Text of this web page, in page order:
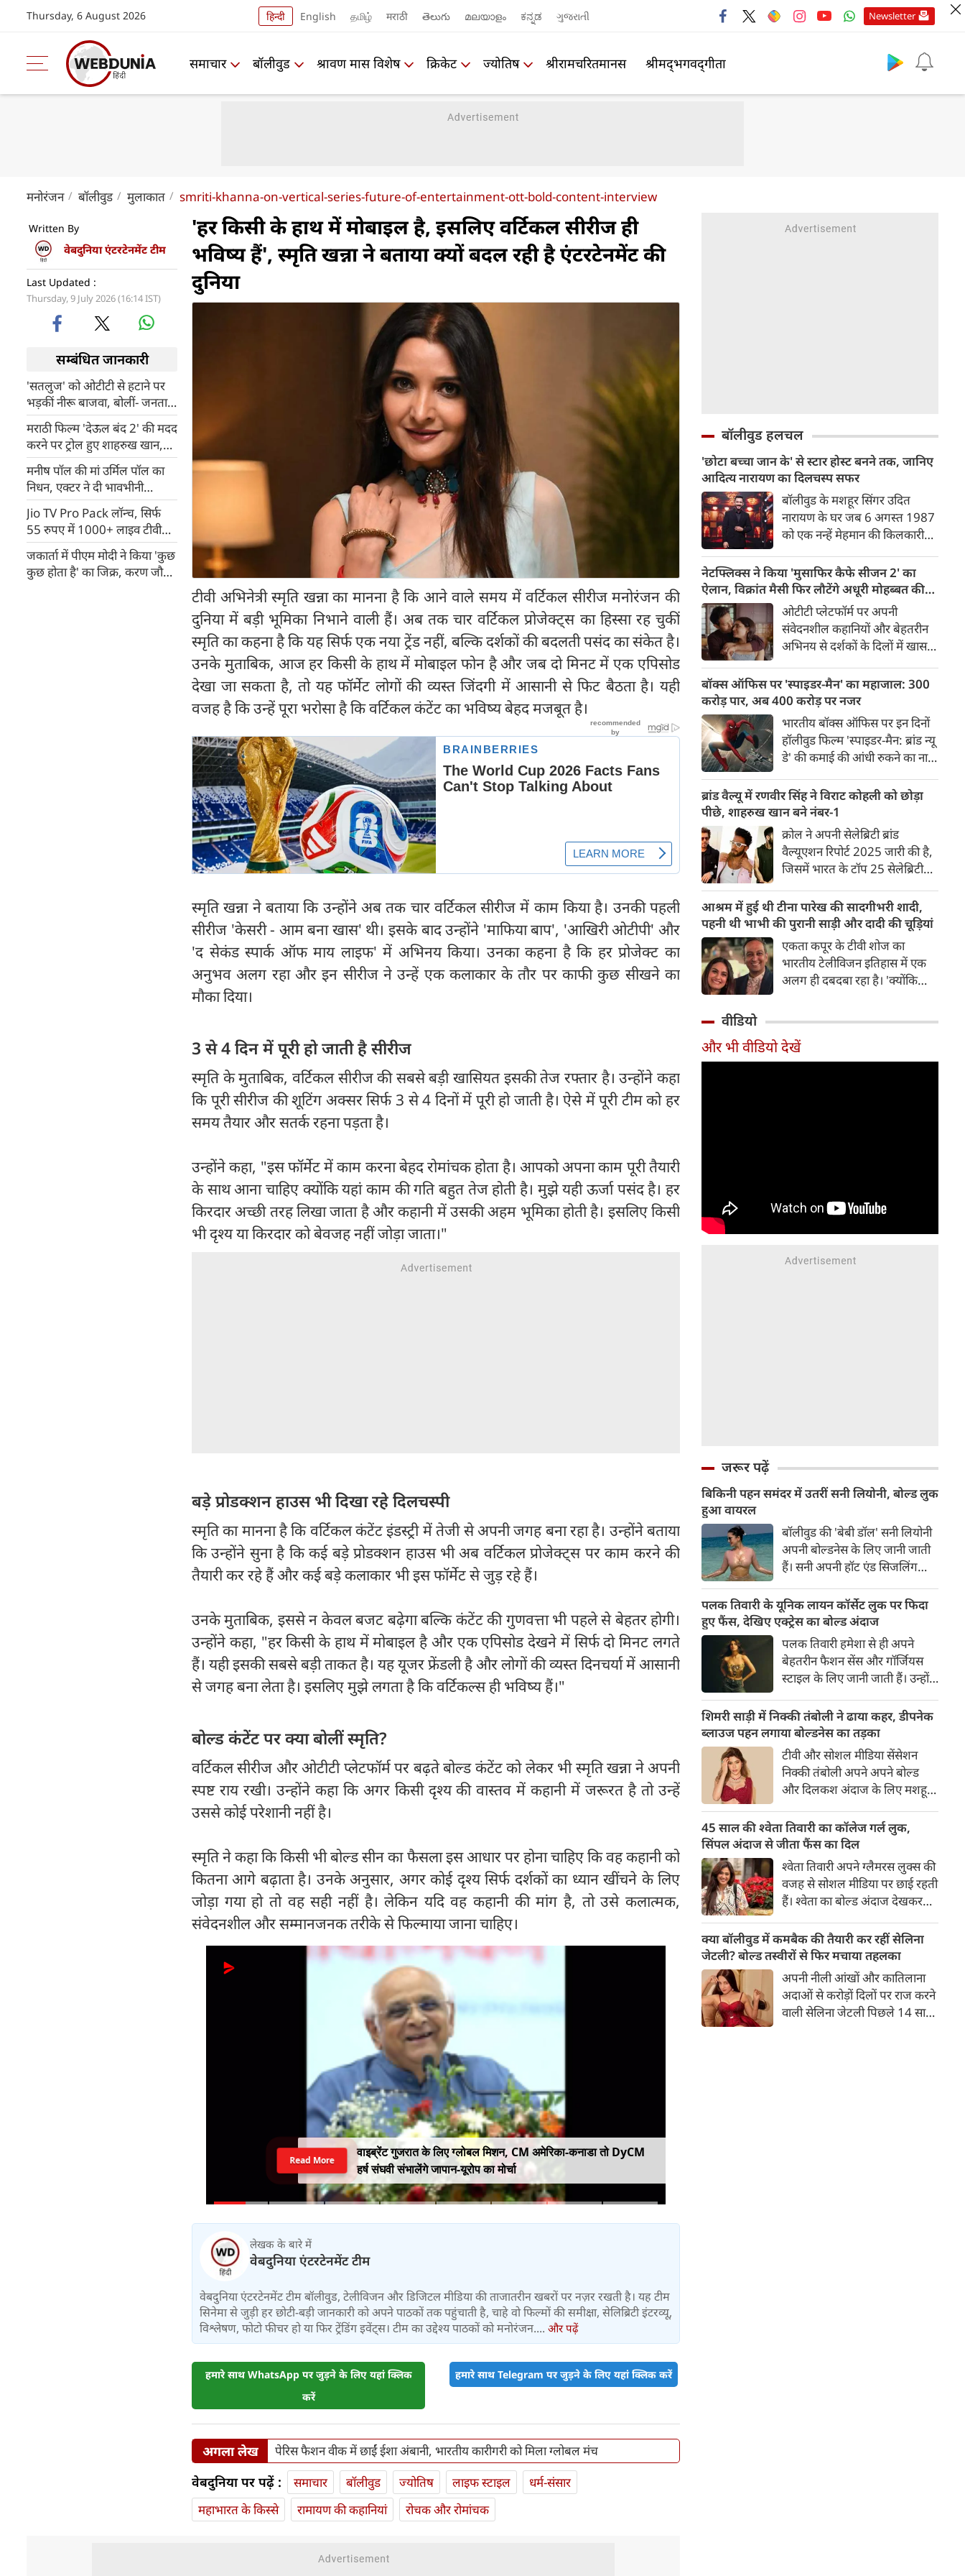
Thursday, 6 August 2026 हिन्दी English தமிழ் मराठी తెలుగు മലയാളം ಕನ್ನಡ ગુજરાતી Newsletter
समाचार बॉलीवुड श्रावण मास विशेष क्रिकेट ज्योतिष श्रीरामचरितमानस श्रीमद्‍भगवद्‍गीता
मनोरंजन बॉलीवुड मुलाकात smriti-khanna-on-vertical-series-future-of-entertainment-ott-bold-content-interview
Written By
वेबदुनिया एंटरटेनमेंट टीम
Last Updated :
Thursday, 9 July 2026 (16:14 IST)
सम्बंधित जानकारी
'सतलुज' को ओटीटी से हटाने पर
भड़कीं नीरू बाजवा, बोलीं- जनता
को सच जानने का अधिकार
मराठी फिल्म 'देऊल बंद 2' की मदद
करने पर ट्रोल हुए शाहरुख खान,
निर्देशक बोले- हिंदू-मुसलमान कहां
से आया?
मनीष पॉल की मां उर्मिल पॉल का
निधन, एक्टर ने दी भावभीनी
श्रद्धांजलि
Jio TV Pro Pack लॉन्च, सिर्फ
55 रुपए में 1000+ लाइव टीवी
चैनल, OTT और प्रीमियम फीचर्स
का मिलेगा फायदा
जकार्ता में पीएम मोदी ने किया 'कुछ
कुछ होता है' का जिक्र, करण जौहर
'हर किसी के हाथ में मोबाइल है, इसलिए वर्टिकल सीरीज ही
भविष्य हैं', स्मृति खन्ना ने बताया क्यों बदल रही है एंटरटेनमेंट की
दुनिया
टीवी अभिनेत्री स्मृति खन्ना का मानना है कि आने वाले समय में वर्टिकल सीरीज मनोरंजन की
दुनिया में बड़ी भूमिका निभाने वाली हैं। अब तक चार वर्टिकल प्रोजेक्ट्स का हिस्सा रह चुकीं
स्मृति का कहना है कि यह सिर्फ एक नया ट्रेंड नहीं, बल्कि दर्शकों की बदलती पसंद का संकेत है।
उनके मुताबिक, आज हर किसी के हाथ में मोबाइल फोन है और जब दो मिनट में एक एपिसोड
देखा जा सकता है, तो यह फॉर्मेट लोगों की व्यस्त जिंदगी में आसानी से फिट बैठता है। यही
वजह है कि उन्हें पूरा भरोसा है कि वर्टिकल कंटेंट का भविष्य बेहद मजबूत है।
स्मृति खन्ना ने बताया कि उन्होंने अब तक चार वर्टिकल सीरीज में काम किया है। उनकी पहली
सीरीज 'केसरी - आम बना खास' थी। इसके बाद उन्होंने 'माफिया बाप', 'आखिरी ओटीपी' और
'द सेकंड स्पार्क ऑफ माय लाइफ' में अभिनय किया। उनका कहना है कि हर प्रोजेक्ट का
अनुभव अलग रहा और इन सीरीज ने उन्हें एक कलाकार के तौर पर काफी कुछ सीखने का
मौका दिया।
3 से 4 दिन में पूरी हो जाती है सीरीज
स्मृति के मुताबिक, वर्टिकल सीरीज की सबसे बड़ी खासियत इसकी तेज रफ्तार है। उन्होंने कहा
कि पूरी सीरीज की शूटिंग अक्सर सिर्फ 3 से 4 दिनों में पूरी हो जाती है। ऐसे में पूरी टीम को हर
समय तैयार और सतर्क रहना पड़ता है।
उन्होंने कहा, "इस फॉर्मेट में काम करना बेहद रोमांचक होता है। आपको अपना काम पूरी तैयारी
के साथ आना चाहिए क्योंकि यहां काम की गति बहुत तेज होती है। मुझे यही ऊर्जा पसंद है। हर
किरदार अच्छी तरह लिखा जाता है और कहानी में उसकी अहम भूमिका होती है। इसलिए किसी
भी दृश्य या किरदार को बेवजह नहीं जोड़ा जाता।"
बड़े प्रोडक्शन हाउस भी दिखा रहे दिलचस्पी
स्मृति का मानना है कि वर्टिकल कंटेंट इंडस्ट्री में तेजी से अपनी जगह बना रहा है। उन्होंने बताया
कि उन्होंने सुना है कि कई बड़े प्रोडक्शन हाउस भी अब वर्टिकल प्रोजेक्ट्स पर काम करने की
तैयारी कर रहे हैं और कई बड़े कलाकार भी इस फॉर्मेट से जुड़ रहे हैं।
उनके मुताबिक, इससे न केवल बजट बढ़ेगा बल्कि कंटेंट की गुणवत्ता भी पहले से बेहतर होगी।
उन्होंने कहा, "हर किसी के हाथ में मोबाइल है और एक एपिसोड देखने में सिर्फ दो मिनट लगते
हैं। यही इसकी सबसे बड़ी ताकत है। यह यूजर फ्रेंडली है और लोगों की व्यस्त दिनचर्या में आसानी
से जगह बना लेता है। इसलिए मुझे लगता है कि वर्टिकल्स ही भविष्य हैं।"
बोल्ड कंटेंट पर क्या बोलीं स्मृति?
वर्टिकल सीरीज और ओटीटी प्लेटफॉर्म पर बढ़ते बोल्ड कंटेंट को लेकर भी स्मृति खन्ना ने अपनी
स्पष्ट राय रखी। उन्होंने कहा कि अगर किसी दृश्य की वास्तव में कहानी में जरूरत है तो उन्हें
उससे कोई परेशानी नहीं है।
स्मृति ने कहा कि किसी भी बोल्ड सीन का फैसला इस आधार पर होना चाहिए कि वह कहानी को
कितना आगे बढ़ाता है। उनके अनुसार, अगर कोई दृश्य सिर्फ दर्शकों का ध्यान खींचने के लिए
जोड़ा गया हो तो वह सही नहीं है। लेकिन यदि वह कहानी की मांग है, तो उसे कलात्मक,
संवेदनशील और सम्मानजनक तरीके से फिल्माया जाना चाहिए।
वाइब्रेंट गुजरात के लिए ग्लोबल मिशन, CM अमेरिका-कनाडा तो DyCM
हर्ष संघवी संभालेंगे जापान-यूरोप का मोर्चा
Read More
लेखक के बारे में
वेबदुनिया एंटरटेनमेंट टीम
वेबदुनिया एंटरटेनमेंट टीम बॉलीवुड, टेलीविजन और डिजिटल मीडिया की ताजातरीन खबरों पर नज़र रखती है। यह टीम
सिनेमा से जुड़ी हर छोटी-बड़ी जानकारी को अपने पाठकों तक पहुंचाती है, चाहे वो फिल्मों की समीक्षा, सेलिब्रिटी इंटरव्यू,
विश्लेषण, फोटो फीचर हो या फिर ट्रेंडिंग इवेंट्स। टीम का उद्देश्य पाठकों को मनोरंजन.... और पढ़ें
हमारे साथ WhatsApp पर जुड़ने के लिए यहां क्लिक
करें
हमारे साथ Telegram पर जुड़ने के लिए यहां क्लिक करें
अगला लेख पेरिस फैशन वीक में छाईं ईशा अंबानी, भारतीय कारीगरी को मिला ग्लोबल मंच
वेबदुनिया पर पढ़ें : समाचार बॉलीवुड ज्योतिष लाइफ स्‍टाइल
धर्म-संसार
महाभारत के किस्से
रामायण की कहानियां रोचक और रोमांचक
बॉलीवुड हलचल
'छोटा बच्चा जान के' से स्टार होस्ट बनने तक, जानिए
आदित्य नारायण का दिलचस्प सफर
बॉलीवुड के मशहूर सिंगर उदित
नारायण के घर जब 6 अगस्त 1987
को एक नन्हें मेहमान की किलकारी
होगा कि यह बालक आगे चलकर
अपनी बहुमुखी प्रतिभा से हर उम्र के
दर्शकों का दिल जीत लेगा। हम बात
कर रहे हैं जाने-माने सिंगर, एक्टर और
टीवी के सबसे चहेते होस्ट आदित्य
नारायण की।
नेटफ्लिक्स ने किया 'मुसाफिर कैफे सीजन 2' का
ऐलान, विक्रांत मैसी फिर लौटेंगे अधूरी मोहब्बत की
कहानी पूरी करने ओटीटी प्लेटफॉर्म पर अपनी
संवेदनशील कहानियों और बेहतरीन
अभिनय से दर्शकों के दिलों में खास
मैसी के फैंस के लिए एक बेहद
शानदार खबर सामने आई है।
नेटफ्लिक्स की लोकप्रिय रोमांटिक
वेब सीरीज 'मुसाफिर कैफे' के दूसरे
सीजन की आधिकारिक पुष्टि कर दी
गई है।
बॉक्स ऑफिस पर 'स्पाइडर-मैन' का महाजाल: 300
करोड़ पार, अब 400 करोड़ पर नजर
भारतीय बॉक्स ऑफिस पर इन दिनों
हॉलीवुड फिल्म 'स्पाइडर-मैन: ब्रांड न्यू
डे' की कमाई की आंधी रुकने का नाम
सुपरहीरो ने ऐसा जाला बुना है कि
दर्शक खुद-ब-खुद खींचे चले आ रहे
हैं। अपने ऐतिहासिक एक्सटेंडेड वीकेंड
के बाद, आम वर्किंग डेज (सोमवार
और मंगलवार) में भी फिल्म का
शानदार प्रदर्शन जारी है।
ब्रांड वैल्यू में रणवीर सिंह ने विराट कोहली को छोड़ा
पीछे, शाहरुख खान बने नंबर-1
क्रोल ने अपनी सेलेब्रिटी ब्रांड
वैल्यूएशन रिपोर्ट 2025 जारी की है,
जिसमें भारत के टॉप 25 सेलेब्रिटी
डॉलर आंकी गई है। यह पिछले साल
के मुकाबले 3.7 फीसदी कम है।
रिपोर्ट के मुताबिक, इस लिस्ट में 13
पुरुष और 12 महिला सेलेब्रिटीज
शामिल हैं। उनकी ब्रांड वैल्यू का
आकलन उनके ब्रांड एंडोर्समेंट
उनकी मौजूदगी के आधार पर किया
गया है।
आश्रम में हुई थी टीना पारेख की सादगीभरी शादी,
पहनी थी भाभी की पुरानी साड़ी और दादी की चूड़ियां
एकता कपूर के टीवी शोज का
भारतीय टेलीविजन इतिहास में एक
अलग ही दबदबा रहा है। 'क्योंकि
कलाकारों को घर-घर में पहचान
दिलाई। इन्हीं लोकप्रिय शोज में से एक
वीडियो
और भी वीडियो देखें
जरूर पढ़ें
बिकिनी पहन समंदर में उतरीं सनी लियोनी, बोल्ड लुक
हुआ वायरल
बॉलीवुड की 'बेबी डॉल' सनी लियोनी
अपनी बोल्डनेस के लिए जानी जाती
हैं। सनी अपनी हॉट एंड सिजलिंग
रहती हैं। फैंस सनी लियोनी की तस्वीरों
का बेसब्री से इंतजार करते हैं। इस बार
सनी लियोनी ने मालदीव वेकेशन से
अपनी कुछ बोल्ड तस्वीरें शेयर की है।
पलक तिवारी के यूनिक लायन कॉर्सेट लुक पर फिदा
हुए फैंस, देखिए एक्ट्रेस का बोल्ड अंदाज
पलक तिवारी हमेशा से ही अपने
बेहतरीन फैशन सेंस और गॉर्जियस
स्टाइल के लिए जानी जाती हैं। उन्होंने
फिर फैंस का दिल जीत लिया है।
पलक ने एक बेहद यूनीक और
स्टाइलिश गोल्डन कॉर्सेट टॉप में
अपनी कुछ तस्वीरें शेयर की है।
शिमरी साड़ी में निक्की तंबोली ने ढाया कहर, डीपनेक
ब्लाउज पहन लगाया बोल्डनेस का तड़का
टीवी और सोशल मीडिया सेंसेशन
निक्की तंबोली अपने अपने बोल्ड
और दिलकश अंदाज के लिए मशहूर
इंटरनेट पर तहलका मचाती रहती हैं।
इस बार निक्की ने मरून कलर की
साड़ी में अपनी कुछ सुपर सिजलिंग
तस्वीरें शेयर की है। खूबसूरत शिमरी
साड़ी में निक्की की अदाएं देखने
लायक है।
45 साल की श्वेता तिवारी का कॉलेज गर्ल लुक,
सिंपल अंदाज से जीता फैंस का दिल
श्वेता तिवारी अपने ग्लैमरस लुक्स की
वजह से सोशल मीडिया पर छाई रहती
हैं। श्वेता का बोल्ड अंदाज देखकर
बच्चों की मां हैं। 45 साल की श्वेता
तिवारी की तस्वीरों पर फैंस जमकर
प्यार लुटाते हैं। इस बार श्वेता तिवारी
ने वेकेशन से अपनी कुछ तस्वीरें शेयर
की है।
क्या बॉलीवुड में कमबैक की तैयारी कर रहीं सेलिना
जेटली? बोल्ड तस्वीरों से फिर मचाया तहलका
अपनी नीली आंखों और कातिलाना
अदाओं से करोड़ों दिलों पर राज करने
वाली सेलिना जेटली पिछले 14 साल